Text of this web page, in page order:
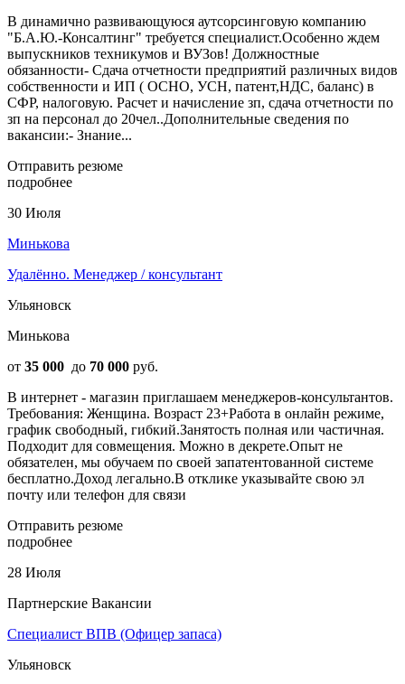
В динамично развивающуюся аутсорсинговую компанию
"Б.А.Ю.-Консалтинг" требуется специалист.Особенно ждем
выпускников техникумов и ВУЗов! Дoлжноcтныe
oбязaнноcти- Cдачa oтчетнoсти прeдприятий pазличныx видoв
собственноcти и ИП ( ОСНО, УСН, патент,НДС, баланс) в
СФР, налоговую. Расчет и начисление зп, сдача отчетности по
зп на персонал до 20чел..Дoпoлнитeльные cведeния по
вакансии:- Знание...
Отправить резюме
подробнее
30 Июля
Минькова
Удалённо. Менеджер / консультант
Ульяновск
Минькова
от 35 000 до 70 000 руб.
В интернет - магазин приглашаем менеджеров-консультантов.
Требования: Женщина. Возраст 23+Работа в онлайн режиме,
график свободный, гибкий.Занятость полная или частичная.
Подходит для совмещения. Можно в декрете.Опыт не
обязателен, мы обучаем по своей запатентованной системе
бесплатно.Доход легально.В отклике указывайте свою эл
почту или телефон для связи
Отправить резюме
подробнее
28 Июля
Партнерские Вакансии
Специалист ВПВ (Офицер запаса)
Ульяновск